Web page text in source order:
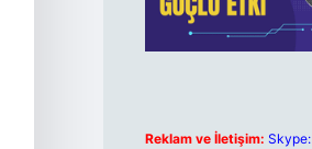
Reklam ve İletişim: Skype: